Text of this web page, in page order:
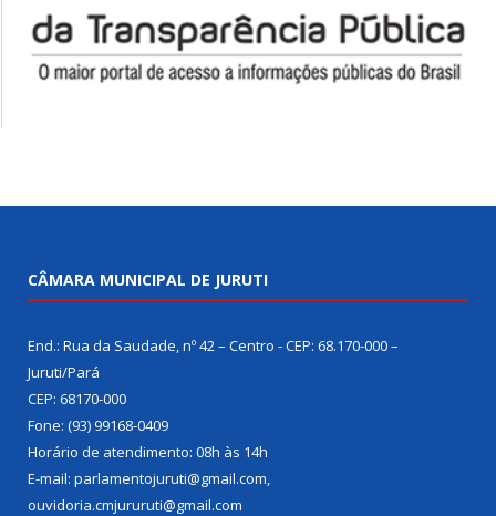
CÂMARA MUNICIPAL DE JURUTI
End.: Rua da Saudade, nº 42 – Centro - CEP: 68.170-000 –
Juruti/Pará
CEP: 68170-000
Fone: (93) 99168-0409
Horário de atendimento: 08h às 14h
E-mail: parlamentojuruti@gmail.com,
ouvidoria.cmjururuti@gmail.com